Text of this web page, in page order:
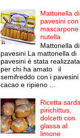
Mattonella di
pavesini con
mascarpone
nutella
Mattonella di
pavesini La mattonella di
pavesini è stata realizzata
per chi ha amato il
semifreddo con i pavesini
cacao e ripieno ...
Ricetta
pirichittus,
dolcetti con
glassa al
limone